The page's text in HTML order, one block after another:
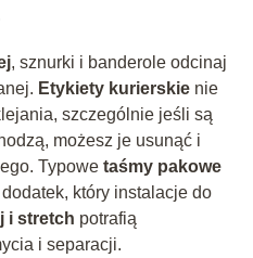
, sznurki i banderole odcinaj
Etykiety kurierskienie
szczególnie jeśli są
możesz je usunąć i
Typowe taśmy pakowe
który instalacje do
i stretch potrafią
i separacji.